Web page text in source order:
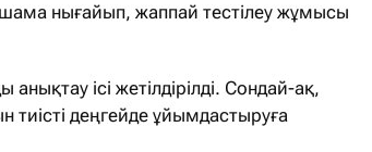
нығайып, жаппай тестілеу жұмысы
ісі жетілдірілді. Сондай-ақ,
деңгейде ұйымдастыруға